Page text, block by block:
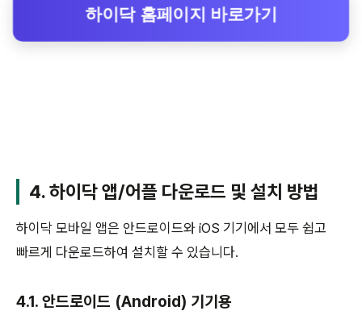
하이닥 홈페이지 바로가기
4. 하이닥 앱/어플 다운로드 및 설치 방법
하이닥 모바일 앱은 안드로이드와 iOS 기기에서 모두 쉽고
빠르게 다운로드하여 설치할 수 있습니다.
4.1. 안드로이드 (Android) 기기용